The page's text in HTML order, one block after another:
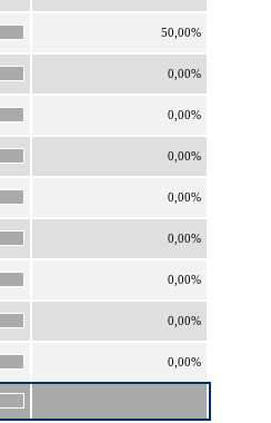
50,00%
0,00%
0,00%
0,00%
0,00%
0,00%
0,00%
0,00%
0,00%